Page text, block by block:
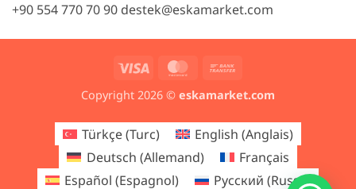
+90 554 770 70 90 destek@eskamarket.com
Visa MasterCard
Copyright 2026 © eskamarket.com
Türkçe(Turc) English (Anglais)
Deutsch (Allemand)
Français
Español (Espagnol) Русский (Russe)